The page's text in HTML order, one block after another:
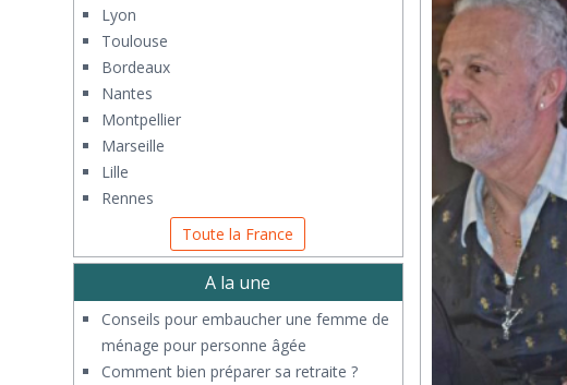
Lyon
Toulouse
Bordeaux
Nantes
Montpellier
Marseille
Lille
Rennes
Toute la France
A la une
Conseils pour embaucher une femme de
ménage pour personne âgée
Comment bien préparer sa retraite ?